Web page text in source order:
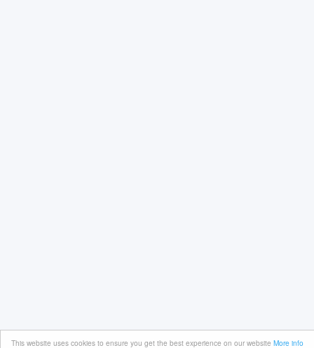
This website uses cookies to ensure you get the best experience on our website More info